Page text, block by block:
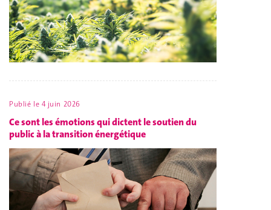
Publié le 4 juin 2026
Ce sont les émotions qui dictent le soutien du
public à la transition énergétique